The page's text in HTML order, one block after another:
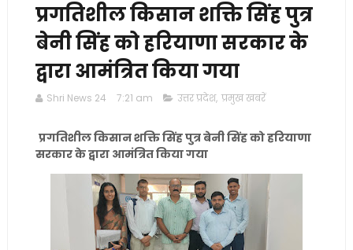
प्रगतिशील किसान शक्ति सिंह पुत्र
बेनी सिंह को हरियाणा सरकार के
द्वारा आमंत्रित किया गया
Shri News 24 7:21 am उत्तर प्रदेश, प्रमुख खबरें
प्रगतिशील किसान शक्ति सिंह पुत्र बेनी सिंह को हरियाणा
सरकार के द्वारा आमंत्रित किया गया